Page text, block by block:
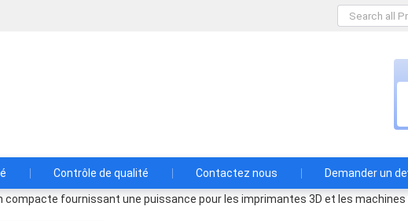
Contrôle de qualité Contactez nous Demander un
compacte fournissant une puissance pour les imprimantes 3D et les